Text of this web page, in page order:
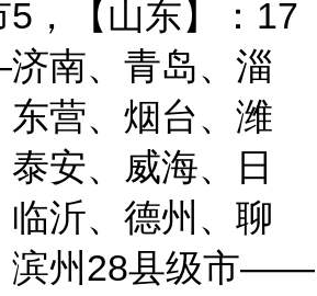
，【山东】：17
南、青岛、淄
营、烟台、潍
安、威海、日
临沂、德州、聊
滨州28县级市——